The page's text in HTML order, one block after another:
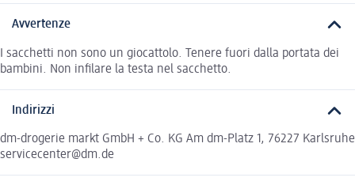
Avvertenze
I sacchetti non sono un giocattolo. Tenere fuori dalla portata dei
bambini. Non infilare la testa nel sacchetto.
Indirizzi
dm-drogerie markt GmbH + Co. KG Am dm-Platz 1, 76227 Karlsruhe
servicecenter@dm.de